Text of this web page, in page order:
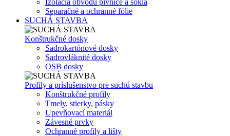
Izolácia obvodu pivnice a sokla
Separačné a ochranné fólie
SUCHÁ STAVBA
Konštrukčné dosky
Sadrokartónové dosky
Sadrovláknité dosky
OSB dosky
Profily a príslušenstvo pre suchú stavbu
Konštrukčné profily
Tmely, stierky, pásky
Upevňovací materiál
Závesné prvky
Ochranné profily a lišty